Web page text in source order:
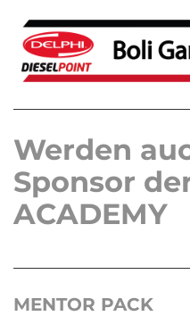
Werden
Sponsor
ACADEMY
MENTOR PACK